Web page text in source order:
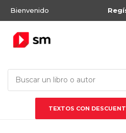
Bienvenido
TEXTOS CON